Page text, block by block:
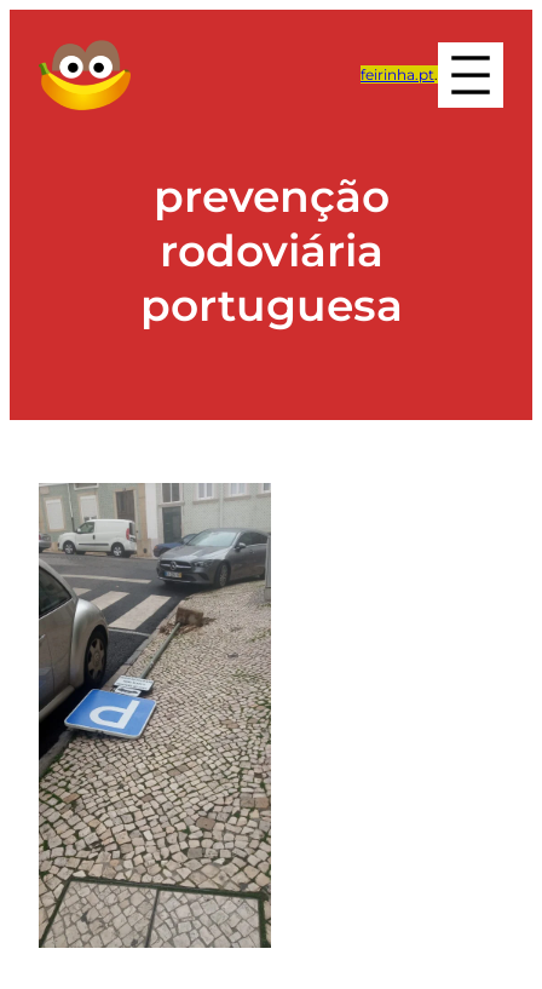
feirinha.pt.
prevenção
rodoviária
portuguesa